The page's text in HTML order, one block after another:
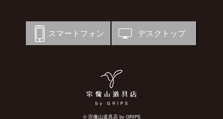
スマートフォン デスクトップ
© 宗像山道具店 by GRIPS